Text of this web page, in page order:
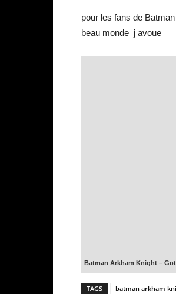
pour les fans de
beau monde j avoue
Batman Arkham Knight –
TAGS batman arkham